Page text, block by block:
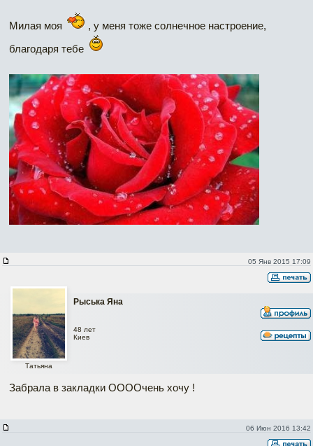
Милая моя
, у меня тоже солнечное настроение,
благодаря тебе
05 Янв 2015 17:09
Рыська Яна
Татьяна
48 лет
Киев
Забрала в закладки ООООчень хочу !
06 Июн 2016 13:42